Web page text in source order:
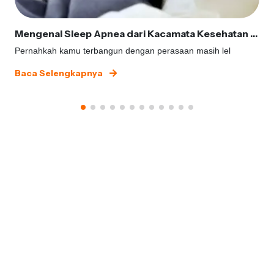
Mengenal Sleep Apnea dari Kacamata Kesehatan Gigi
Pernahkah kamu terbangun dengan perasaan masih lel
Baca Selengkapnya